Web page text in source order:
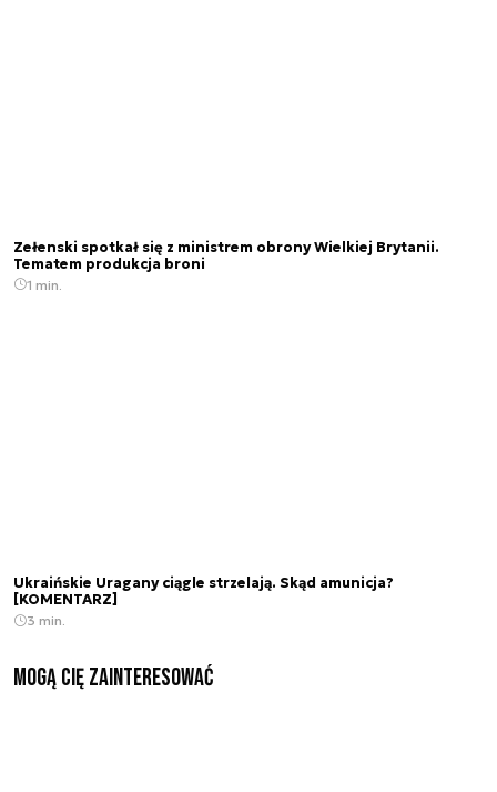
Zełenski spotkał się z ministrem obrony Wielkiej Brytanii.
Tematem produkcja broni
1 min.
Ukraińskie Uragany ciągle strzelają. Skąd amunicja?
[KOMENTARZ]
3 min.
Mogą Cię zainteresować